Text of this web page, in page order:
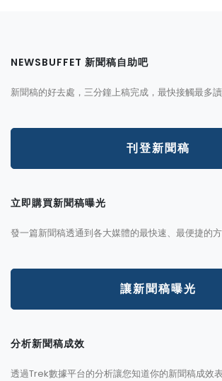
NEWSBUFFET 新聞稿自助吧
新聞稿的好去處，三分鐘上稿完成，最快接觸最多讀
刊登新聞稿
立即購買新聞稿曝光
發一篇新聞稿透通到各大媒體的最快速、最便捷的方
讓新聞稿曝光
分析新聞稿成效
透過Trek數據平台的分析讓您知道你的新聞稿成效